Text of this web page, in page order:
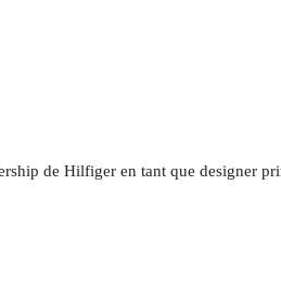
de Hilfiger en tant que designer